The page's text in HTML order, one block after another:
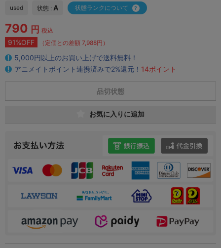
used 状態 : A 状態ランクについて
790 円 税込
91%OFF （定価との差額 7,988円）
5,000円以上のお買い上げで送料無料！
アニメイトポイント連携済みで2%還元！ 14ポイント
品切状態
お気に入りに追加